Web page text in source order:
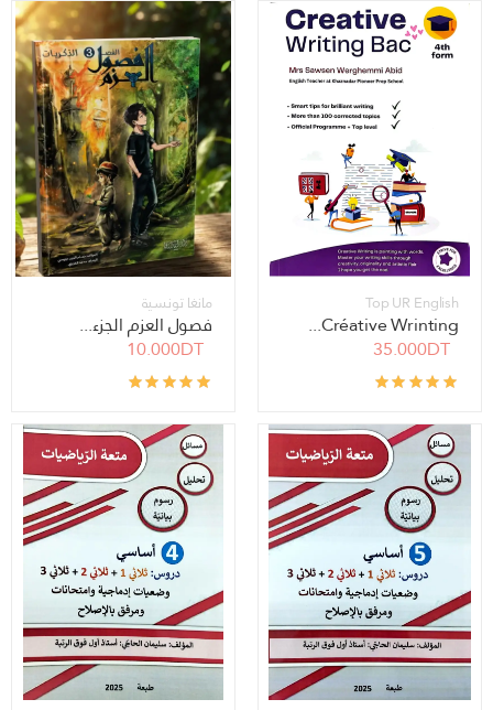
Top UR English
Créative Wrinting...
35.000DT
مانغا تونسية
فصول العزم الجزء...
10.000DT